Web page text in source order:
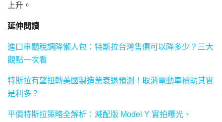
上升。
延伸閱讀
進口車關稅調降懶人包：特斯拉台灣售價可以降多少？三大
觀點一次看
特斯拉有望扭轉美國製造業衰退預測！取消電動車補助其實
是利多？
平價特斯拉策略全解析：減配版 Model Y 實拍曝光、